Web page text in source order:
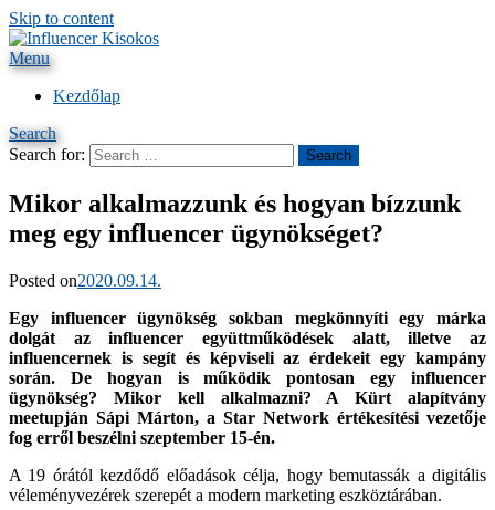
Skip to content
Influencer Kisokos
Menu
Kezdőlap
Search
Search for:
Search
Mikor alkalmazzunk és hogyan bízzunk
meg egy influencer ügynökséget?
byMalomsoki Virág
Posted on2020.09.14.
Egy influencer ügynökség sokban megkönnyíti egy márka
dolgát az influencer együttműködések alatt, illetve az
influencernek is segít és képviseli az érdekeit egy kampány
során. De hogyan is működik pontosan egy influencer
ügynökség? Mikor kell alkalmazni? A Kürt alapítvány
meetupján Sápi Márton, a Star Network értékesítési vezetője
fog erről beszélni szeptember 15-én.
A 19 órától kezdődő előadások célja, hogy bemutassák a digitális
véleményvezérek szerepét a modern marketing eszköztárában.
Iratkozz fel havi újdonság levelünkre!